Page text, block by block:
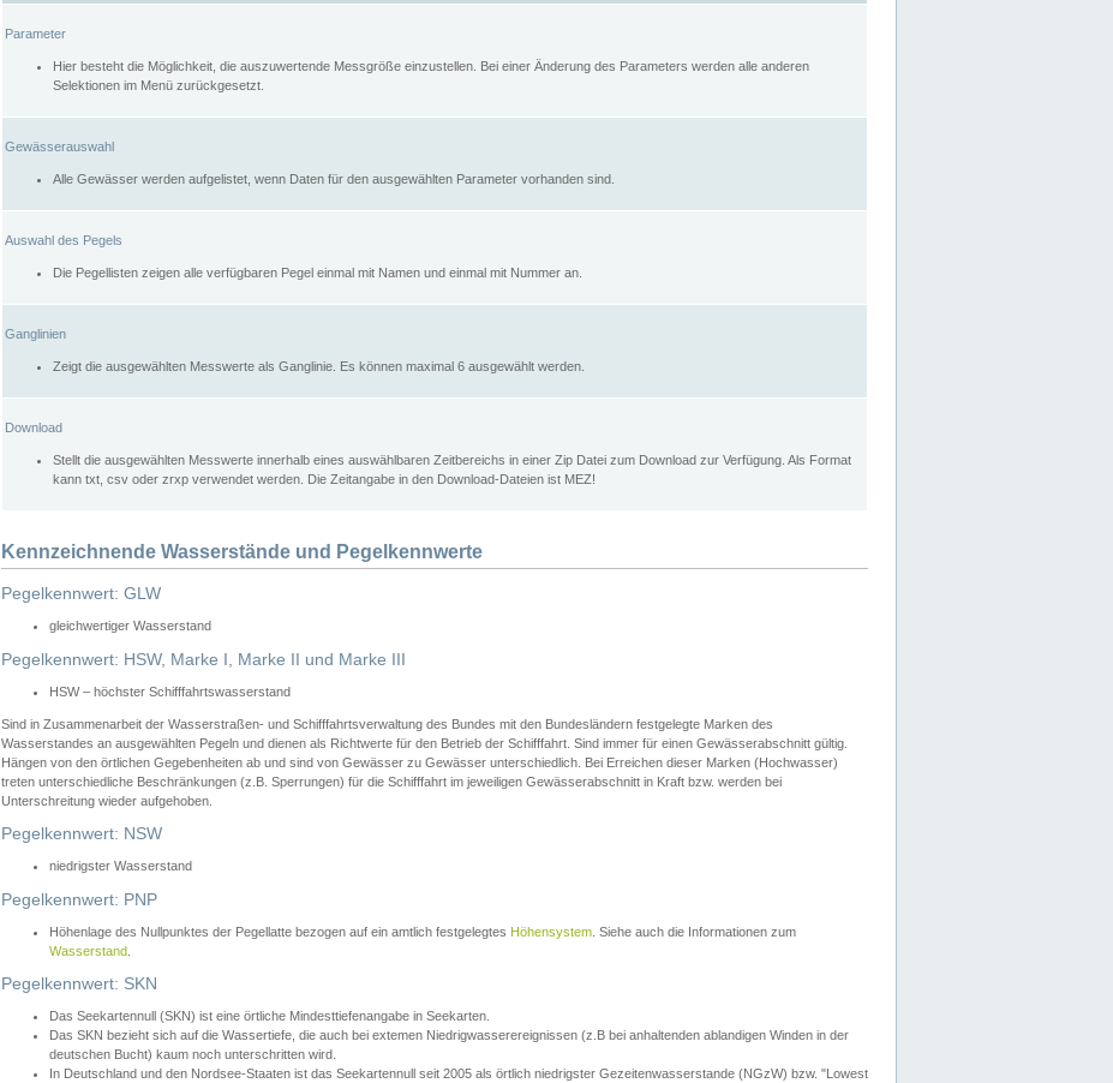
Parameter
Hier besteht die Möglichkeit, die auszuwertende Messgröße einzustellen. Bei einer Änderung des Parameters werden alle anderen
Selektionen im Menü zurückgesetzt.
Gewässerauswahl
Alle Gewässer werden aufgelistet, wenn Daten für den ausgewählten Parameter vorhanden sind.
Auswahl des Pegels
Die Pegellisten zeigen alle verfügbaren Pegel einmal mit Namen und einmal mit Nummer an.
Ganglinien
Zeigt die ausgewählten Messwerte als Ganglinie. Es können maximal 6 ausgewählt werden.
Download
Stellt die ausgewählten Messwerte innerhalb eines auswählbaren Zeitbereichs in einer Zip Datei zum Download zur Verfügung. Als Format
kann txt, csv oder zrxp verwendet werden. Die Zeitangabe in den Download-Dateien ist MEZ!
Kennzeichnende Wasserstände und Pegelkennwerte
Pegelkennwert: GLW
gleichwertiger Wasserstand
Pegelkennwert: HSW, Marke I, Marke II und Marke III
HSW – höchster Schifffahrtswasserstand
Sind in Zusammenarbeit der Wasserstraßen- und Schifffahrtsverwaltung des Bundes mit den Bundesländern festgelegte Marken des
Wasserstandes an ausgewählten Pegeln und dienen als Richtwerte für den Betrieb der Schifffahrt. Sind immer für einen Gewässerabschnitt gültig.
Hängen von den örtlichen Gegebenheiten ab und sind von Gewässer zu Gewässer unterschiedlich. Bei Erreichen dieser Marken (Hochwasser)
treten unterschiedliche Beschränkungen (z.B. Sperrungen) für die Schifffahrt im jeweiligen Gewässerabschnitt in Kraft bzw. werden bei
Unterschreitung wieder aufgehoben.
Pegelkennwert: NSW
niedrigster Wasserstand
Pegelkennwert: PNP
Höhenlage des Nullpunktes der Pegellatte bezogen auf ein amtlich festgelegtes Höhensystem . Siehe auch die Informationen zum
Wasserstand
Pegelkennwert: SKN
Das Seekartennull (SKN) ist eine örtliche Mindesttiefenangabe in Seekarten.
Das SKN bezieht sich auf die Wassertiefe, die auch bei extemen Niedrigwasserereignissen (z.B bei anhaltenden ablandigen Winden in der
deutschen Bucht) kaum noch unterschritten wird.
In Deutschland und den Nordsee-Staaten ist das Seekartennull seit 2005 als örtlich niedrigster Gezeitenwasserstande (NGzW) bzw. "Lowest